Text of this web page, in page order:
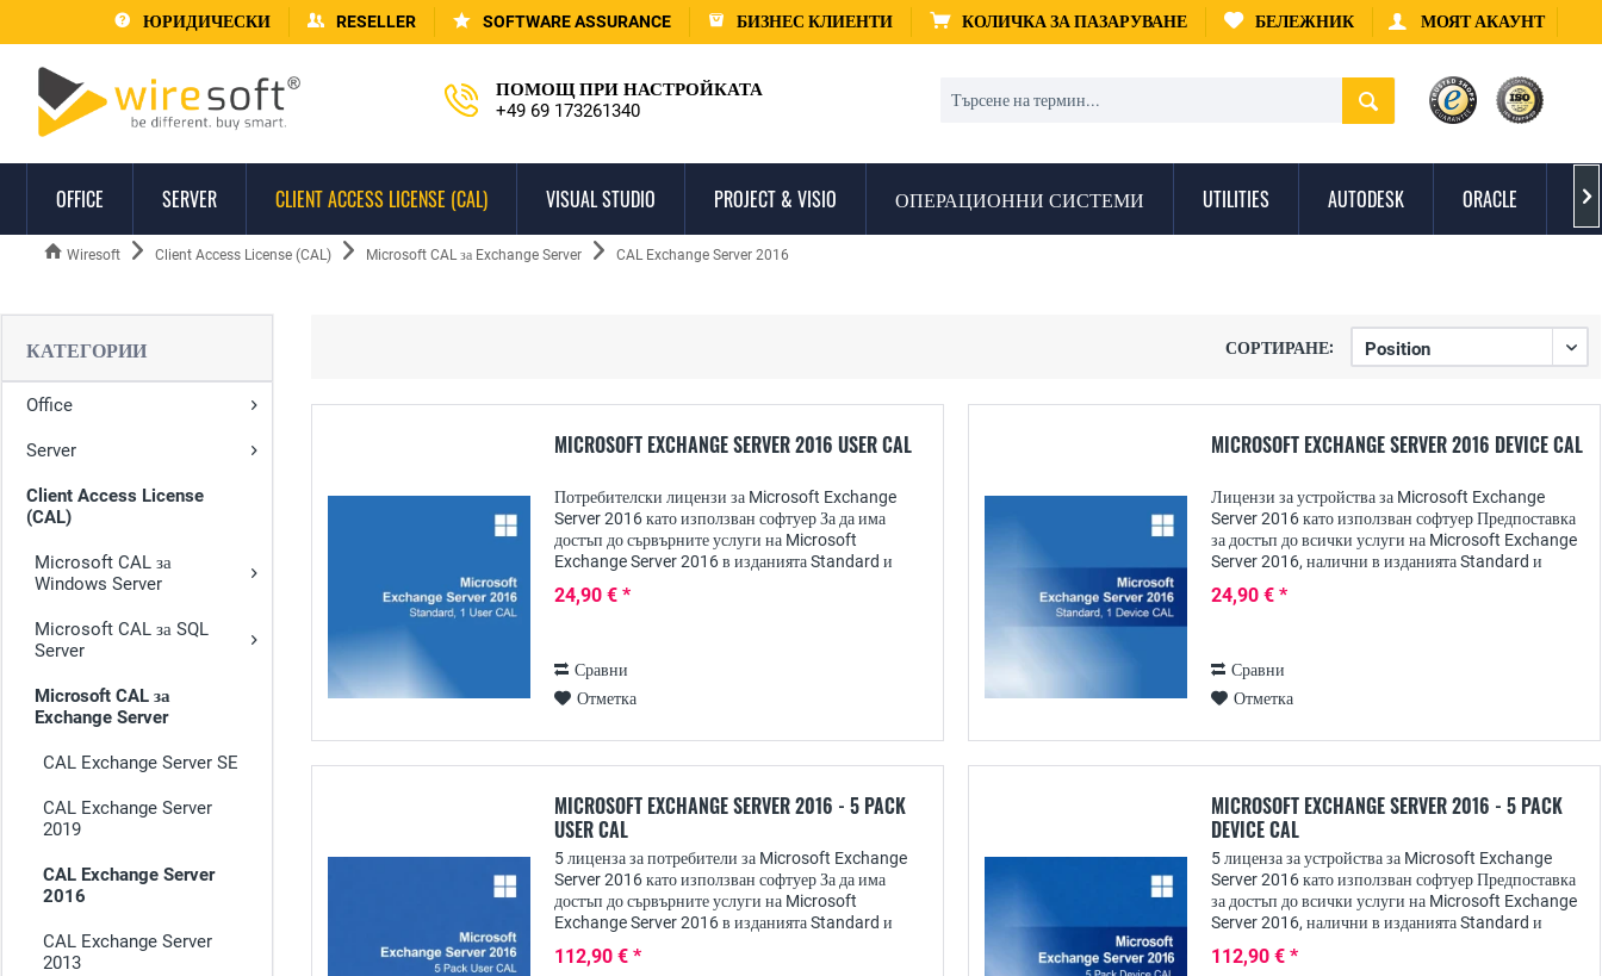
ЮРИДИЧЕСКИ RESELLER SOFTWARE ASSURANCE БИЗНЕС КЛИЕНТИ КОЛИЧКА ЗА ПАЗАРУВАНЕ БЕЛЕЖНИК МОЯТ АКАУНТ
ПОМОЩ ПРИ НАСТРОЙКАТА
+49 69 173261340
OFFICE SERVER CLIENT ACCESS LICENSE (CAL) VISUAL STUDIO PROJECT & VISIO ОПЕРАЦИОННИ СИСТЕМИ UTILITIES AUTODESK ORACLE 
Wiresoft Client Access License (CAL) Microsoft CAL за Exchange Server CAL Exchange Server 2016
КАТЕГОРИИ
Office
Server
Client Access License
(CAL)
Microsoft CAL за
Windows Server
Microsoft CAL за SQL
Server
Microsoft CAL за
Exchange Server
CAL Exchange Server SE
CAL Exchange Server
2019
CAL Exchange Server
2016
CAL Exchange Server
2013
СОРТИРАНЕ:
MICROSOFT EXCHANGE SERVER 2016 USER CAL
Потребителски лицензи за Microsoft Exchange
Server 2016 като използван софтуер За да има
достъп до сървърните услуги на Microsoft
Exchange Server 2016 в изданията Standard и
лиценз за...
24,90 € *
Сравни
Отметка
MICROSOFT EXCHANGE SERVER 2016 DEVICE CAL
Лицензи за устройства за Microsoft Exchange
Server 2016 като използван софтуер Предпоставка
за достъп до всички услуги на Microsoft Exchange
Server 2016, налични в изданията Standard и
сървър,...
24,90 € *
Сравни
Отметка
MICROSOFT EXCHANGE SERVER 2016 - 5 PACK
USER CAL
5 лиценза за потребители за Microsoft Exchange
Server 2016 като използван софтуер За да има
достъп до сървърните услуги на Microsoft
Exchange Server 2016 в изданията Standard и
лиценз за...
112,90 € *
MICROSOFT EXCHANGE SERVER 2016 - 5 PACK
DEVICE CAL
5 лиценза за устройства за Microsoft Exchange
Server 2016 като използван софтуер Предпоставка
за достъп до всички услуги на Microsoft Exchange
Server 2016, налични в изданията Standard и
112,90 € *